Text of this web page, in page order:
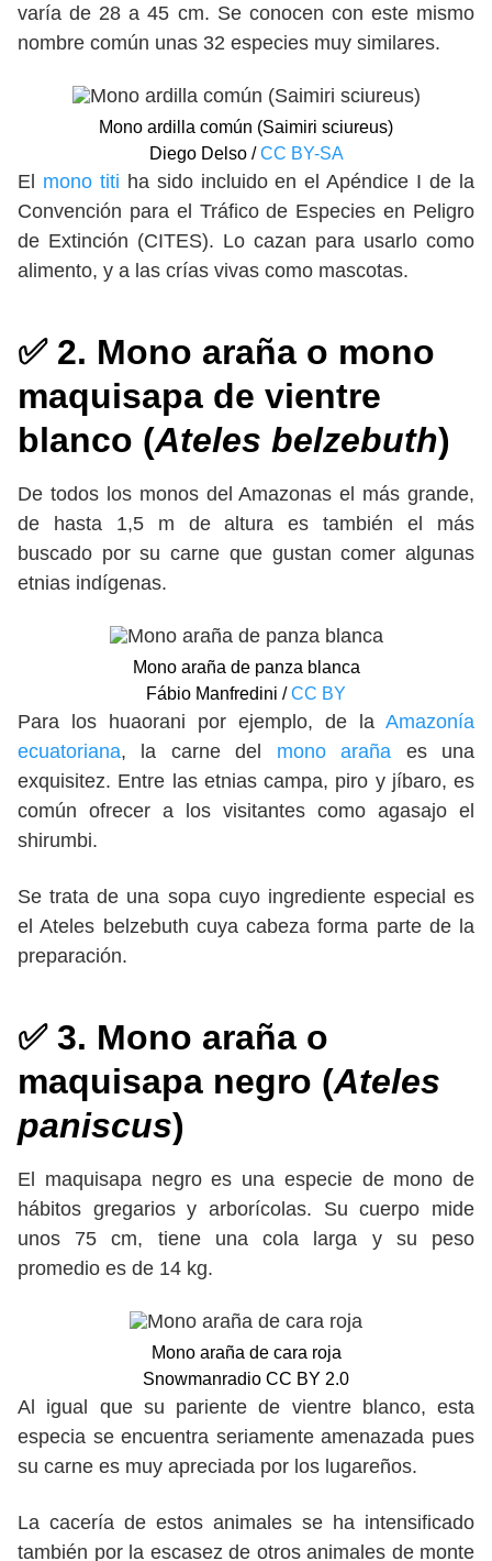
varía de 28 a 45 cm. Se conocen con este mismo
nombre común unas 32 especies muy similares.
Mono ardilla común (Saimiri sciureus)
Diego Delso /CC BY-SA
El mono titi ha sido incluido en el Apéndice I de la
Convención para el Tráfico de Especies en Peligro
de Extinción (CITES). Lo cazan para usarlo como
alimento, y a las crías vivas como mascotas.
✅ 2. Mono araña o mono
maquisapa de vientre
blanco (Ateles belzebuth)
De todos los monos del Amazonas el más grande,
de hasta 1,5 m de altura es también el más
buscado por su carne que gustan comer algunas
etnias indígenas.
Mono araña de panza blanca
Fábio Manfredini /CC BY
Para los huaorani por ejemplo, de la Amazonía
ecuatoriana, la carne del mono araña es una
exquisitez. Entre las etnias campa, piro y jíbaro, es
común ofrecer a los visitantes como agasajo el
shirumbi.
Se trata de una sopa cuyo ingrediente especial es
el Ateles belzebuth cuya cabeza forma parte de la
preparación.
✅ 3. Mono araña o
maquisapa negro (Ateles
paniscus)
El maquisapa negro es una especie de mono de
hábitos gregarios y arborícolas. Su cuerpo mide
unos 75 cm, tiene una cola larga y su peso
promedio es de 14 kg.
Mono araña de cara roja
Snowmanradio CC BY 2.0
Al igual que su pariente de vientre blanco, esta
especia se encuentra seriamente amenazada pues
su carne es muy apreciada por los lugareños.
La cacería de estos animales se ha intensificado
también por la escasez de otros animales de monte